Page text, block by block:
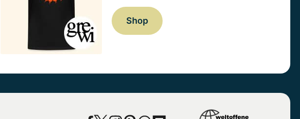
Shop